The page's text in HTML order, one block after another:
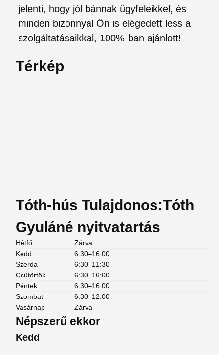
jelenti, hogy jól bánnak ügyfeleikkel, és
minden bizonnyal Ön is elégedett less a
szolgáltatásaikkal, 100%-ban ajánlott!
Térkép
Tóth-hús Tulajdonos:Tóth
Gyuláné nyitvatartás
Hétfő
Zárva
Kedd
6:30–16:00
Szerda
6:30–11:30
Csütörtök
6:30–16:00
Péntek
6:30–16:00
Szombat
6:30–12:00
Vasárnap
Zárva
Népszerű ekkor
Kedd